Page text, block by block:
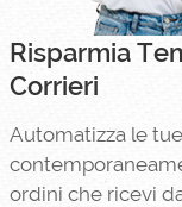
Risparmia
Corrieri
Automatizza le
ordini che ricevi